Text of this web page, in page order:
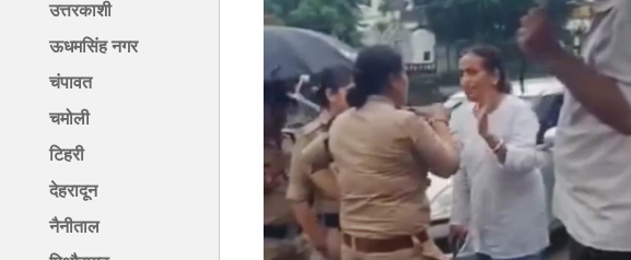
उत्तरकाशी
ऊधमसिंह नगर
चंपावत
चमोली
टिहरी
देहरादून
नैनीताल